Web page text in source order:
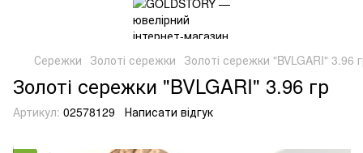
Сережки Золоті сережки Золоті сережки "BVLGARI" 3.96
Золоті сережки "BVLGARI" 3.96 гр
Артикул: 02578129 Написати відгук